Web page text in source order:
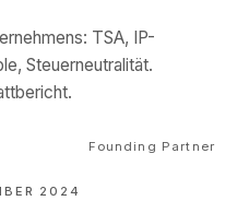
TSA, IP-
Steuerneutralität.
Founding Partner
2024